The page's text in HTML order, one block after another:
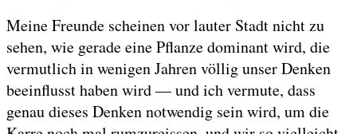
Meine Freunde scheinen vor lauter Stadt nicht zu
sehen, wie gerade eine Pflanze dominant wird, die
vermutlich in wenigen Jahren völlig unser Denken
beeinflusst haben wird — und ich vermute, dass
genau dieses Denken notwendig sein wird, um die